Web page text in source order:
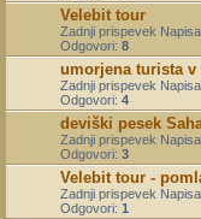
Velebit tour
Zadnji prispevek
Odgovori: 8
umorjena turista
Zadnji prispevek
Odgovori: 4
deviški pesek
Zadnji prispevek
Odgovori: 3
Velebit tour -
Zadnji prispevek
Odgovori: 1